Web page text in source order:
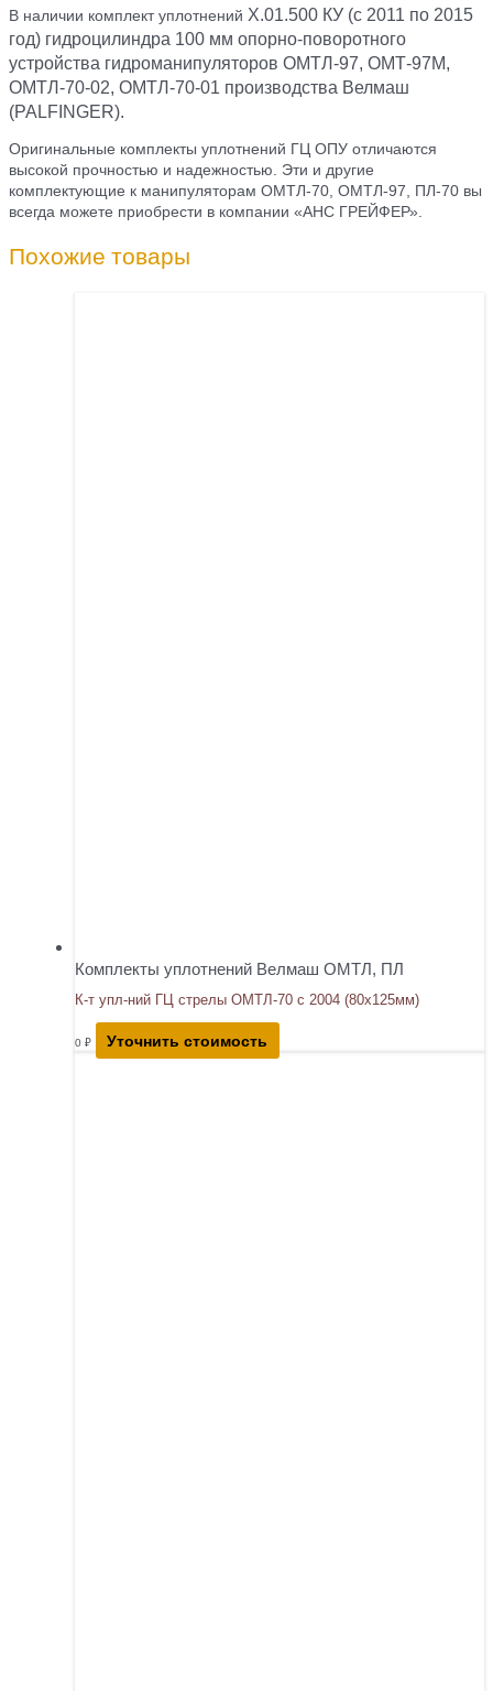
ОМТЛ-70/97
с
2011
до
2015
В наличии комплект уплотнений X.01.500 КУ (с 2011 по 2015
год) гидроцилиндра 100 мм опорно-поворотного
устройства гидроманипуляторов ОМТЛ-97, ОМТ-97М,
ОМТЛ-70-02, ОМТЛ-70-01 производства Велмаш
(PALFINGER).
Оригинальные комплекты уплотнений ГЦ ОПУ отличаются
высокой прочностью и надежностью. Эти и другие
комплектующие к манипуляторам ОМТЛ-70, ОМТЛ-97, ПЛ-70 вы
всегда можете приобрести в компании «АНС ГРЕЙФЕР».
Похожие товары
Комплекты уплотнений Велмаш ОМТЛ, ПЛ
К-т упл-ний ГЦ стрелы ОМТЛ-70 с 2004 (80х125мм)
0 ₽ Уточнить стоимость